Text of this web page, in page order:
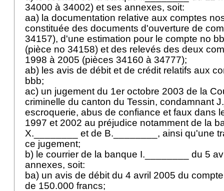
34000 à 34002) et ses annexes, soit:
aa) la documentation relative aux comptes
constituée des documents d'ouverture de
34157), d'une estimation pour le compte no
(pièce no 34158) et des relevés des deux
1998 à 2005 (pièces 34160 à 34777);
ab) les avis de débit et de crédit relatifs aux
bbb;
ac) un jugement du 1er octobre 2003 de la
criminelle du canton du Tessin, condamnant
escroquerie, abus de confiance et faux dans
1997 et 2002 au préjudice notamment de la
X.________ et de B.________, ainsi qu'une
ce jugement;
b) le courrier de la banque I.________ du 5
annexes, soit:
ba) un avis de débit du 4 avril 2005 du
de 150.000 francs;